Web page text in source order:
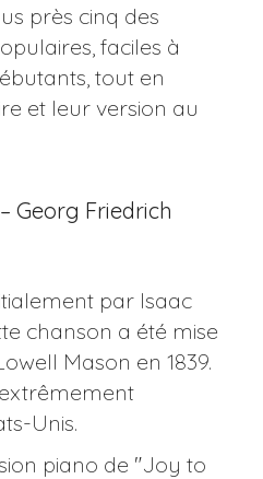
près cinq des
faciles à
tout en
et leur version au
Georg Friedrich
par Isaac
chanson a été mise
Mason en 1839.
Unis.
piano de "Joy to